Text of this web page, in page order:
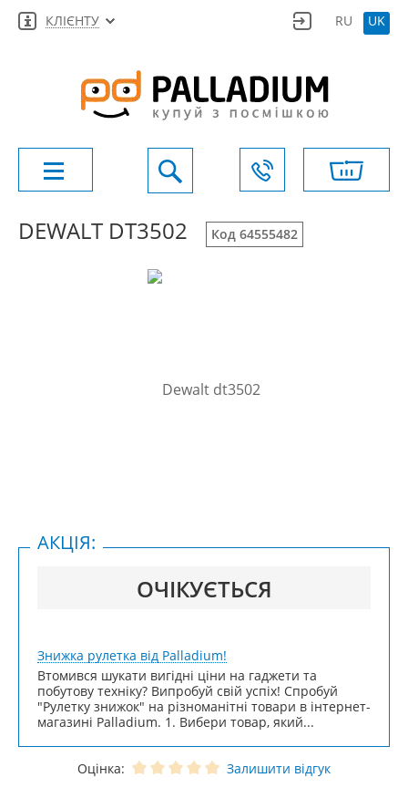
КЛІЄНТУ RU UK
DEWALT DT3502 Код 64555482
ОЧІКУЄТЬСЯ
АКЦІЯ:
Знижка рулетка від Palladium!
Втомився шукати вигідні ціни на гаджети та
побутову техніку? Випробуй свій успіх! Спробуй
"Рулетку знижок" на різноманітні товари в інтернет-
магазині Palladium. 1. Вибери товар, який...
Оцінка: Залишити відгук